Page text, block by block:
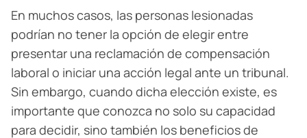
En muchos casos, las personas lesionadas
podrían no tener la opción de elegir entre
presentar una reclamación de compensación
laboral o iniciar una acción legal ante un tribunal.
Sin embargo, cuando dicha elección existe, es
importante que conozca no solo su capacidad
para decidir, sino también los beneficios de